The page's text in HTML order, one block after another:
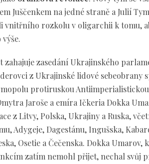
Juščenkem na jedné straně a Julií
vnitřního rozkolu v oligarchii k tomu,
výše.
zahajuje zasedání Ukrajinského
z Ukrajinské lidové sebeobrany
protiruskou
Jaroše a emíra Ičkeria Dokka
z Litvy, Polska, Ukrajiny a Ruska,
Adygeje, Dagestánu, Ingušska,
Osetie a Čečenska. Dokka Umarov,
zatím nemohl přijet, nechal svůj